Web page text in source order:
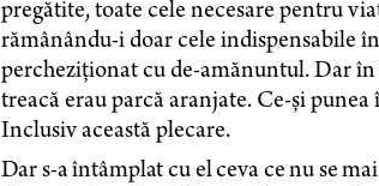
pregătite, toate cele necesare pentru
rămânându-i doar cele indispensabile
percheziționat cu de-amănuntul. Dar
treacă erau parcă aranjate. Ce-și
Inclusiv această plecare.
Dar s-a întâmplat cu el ceva ce nu se